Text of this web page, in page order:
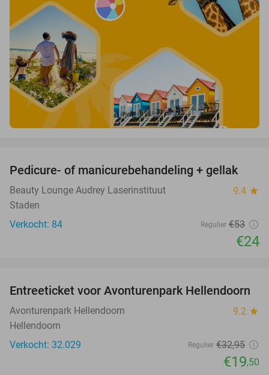
55%
Pedicure- of manicurebehandeling + gellak
Beauty Lounge Audrey Laserinstituut 9.4 star
Staden
Verkocht: 84
Regulier €53
€24
41%
Entreeticket voor Avonturenpark Hellendoorn
Avonturenpark Hellendoorn 9.2 star
Hellendoorn
Verkocht: 32.029
Regulier €32,95
€19,50